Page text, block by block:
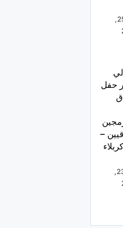
مايو 25,
حفل
–
مايو 23,